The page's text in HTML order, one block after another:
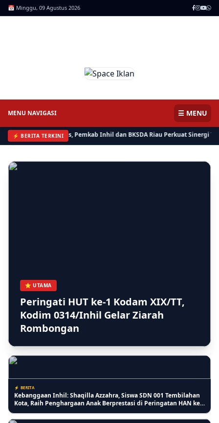
📅 Minggu, 09 Agustus 2026
MENU NAVIGASI ☰ MENU
⚡ BERITA TERKINI
Bisa, Polres, Pemkab Inhil dan BKSDA Riau Perkuat Sinergi
⭐ UTAMA
Peringati HUT ke-1 Kodam XIX/TT,
Kodim 0314/Inhil Gelar Ziarah
Rombongan
Bersama Bisa, Polres, Pemkab Inhil dan BKSDA Riau Perkuat
⚡ BERITA
⚡ INDRAGIRI HILIR
Monyet Liar di Tembilahan Kian Parah, Ketua MUI Inhil: Ini
⚡ BERITA
Kebanggaan Inhil: Shaqilla Azzahra, Siswa SDN 001 Tembilahan
Kota, Raih Penghargaan Anak Berprestasi di Peringatan HAN ke-